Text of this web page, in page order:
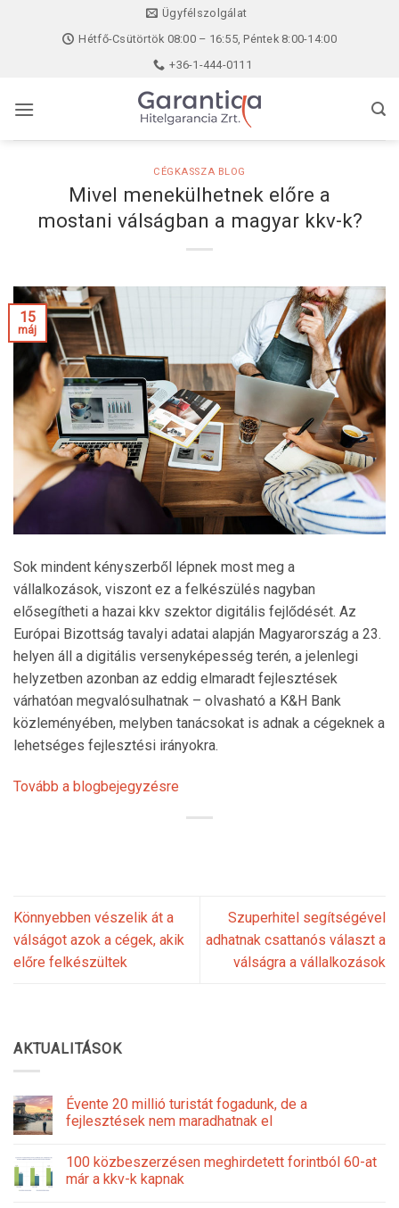
Ügyfélszolgálat
Hétfő-Csütörtök 08:00 – 16:55, Péntek 8:00-14:00
+36-1-444-0111
CÉGKASSZA BLOG
Mivel menekülhetnek előre a
mostani válságban a magyar kkv-k?
15
máj
Sok mindent kényszerből lépnek most meg a
vállalkozások, viszont ez a felkészülés nagyban
elősegítheti a hazai kkv szektor digitális fejlődését. Az
Európai Bizottság tavalyi adatai alapján Magyarország a 23.
helyen áll a digitális versenyképesség terén, a jelenlegi
helyzetben azonban az eddig elmaradt fejlesztések
várhatóan megvalósulhatnak – olvasható a K&H Bank
közleményében, melyben tanácsokat is adnak a cégeknek a
lehetséges fejlesztési irányokra.
Tovább a blogbejegyzésre
Könnyebben vészelik át a
válságot azok a cégek, akik
előre felkészültek
Szuperhitel segítségével
adhatnak csattanós választ a
válságra a vállalkozások
AKTUALITÁSOK
Évente 20 millió turistát fogadunk, de a
fejlesztések nem maradhatnak el
100 közbeszerzésen meghirdetett forintból 60-at
már a kkv-k kapnak